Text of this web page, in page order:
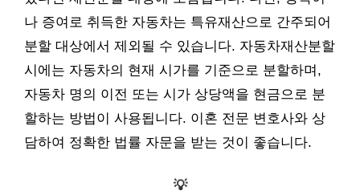
나 증여로 취득한 자동차는 특유재산으로 간주되어
분할 대상에서 제외될 수 있습니다. 자동차재산분할
시에는 자동차의 현재 시가를 기준으로 분할하며,
자동차 명의 이전 또는 시가 상당액을 현금으로 분
할하는 방법이 사용됩니다. 이혼 전문 변호사와 상
담하여 정확한 법률 자문을 받는 것이 좋습니다.
💡